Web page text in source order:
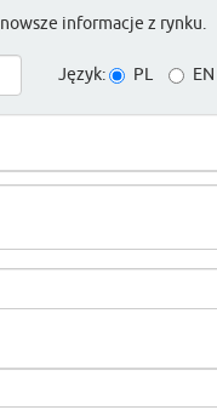
informacje z rynku.
Język: PL EN